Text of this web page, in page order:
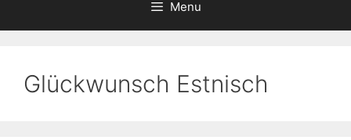
Menu
Glückwunsch Estnisch